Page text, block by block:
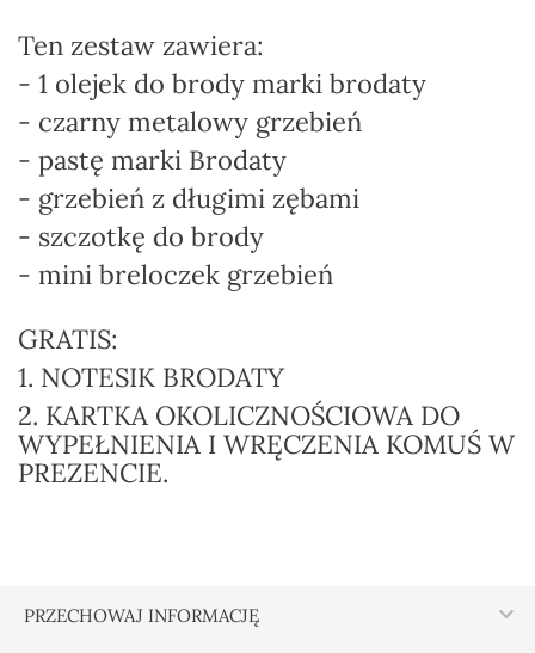
Ten zestaw zawiera:
- 1 olejek do brody marki brodaty
- czarny metalowy grzebień
- pastę marki Brodaty
- grzebień z długimi zębami
- szczotkę do brody
- mini breloczek grzebień
GRATIS:
1. NOTESIK BRODATY
2. KARTKA OKOLICZNOŚCIOWA DO
WYPEŁNIENIA I WRĘCZENIA KOMUŚ W
PREZENCIE.
PRZECHOWAJ INFORMACJĘ 